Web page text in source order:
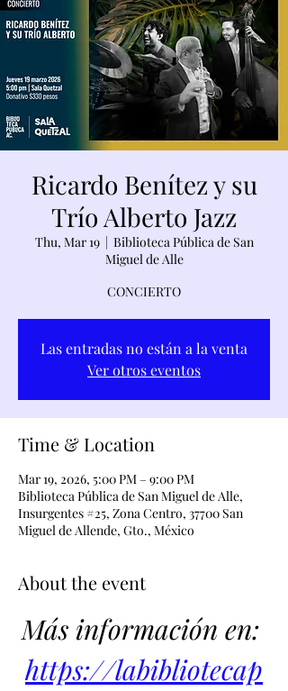
Ricardo Benítez y su
Trío Alberto Jazz
Thu, Mar 19
  |
Biblioteca Pública de San
Miguel de Alle
CONCIERTO
Las entradas no están a la venta
Ver otros eventos
Time & Location
Mar 19, 2026, 5:00 PM – 9:00 PM
Biblioteca Pública de San Miguel de Alle,
Insurgentes #25, Zona Centro, 37700 San
Miguel de Allende, Gto., México
About the event
Más información en:
https://labibliotecap